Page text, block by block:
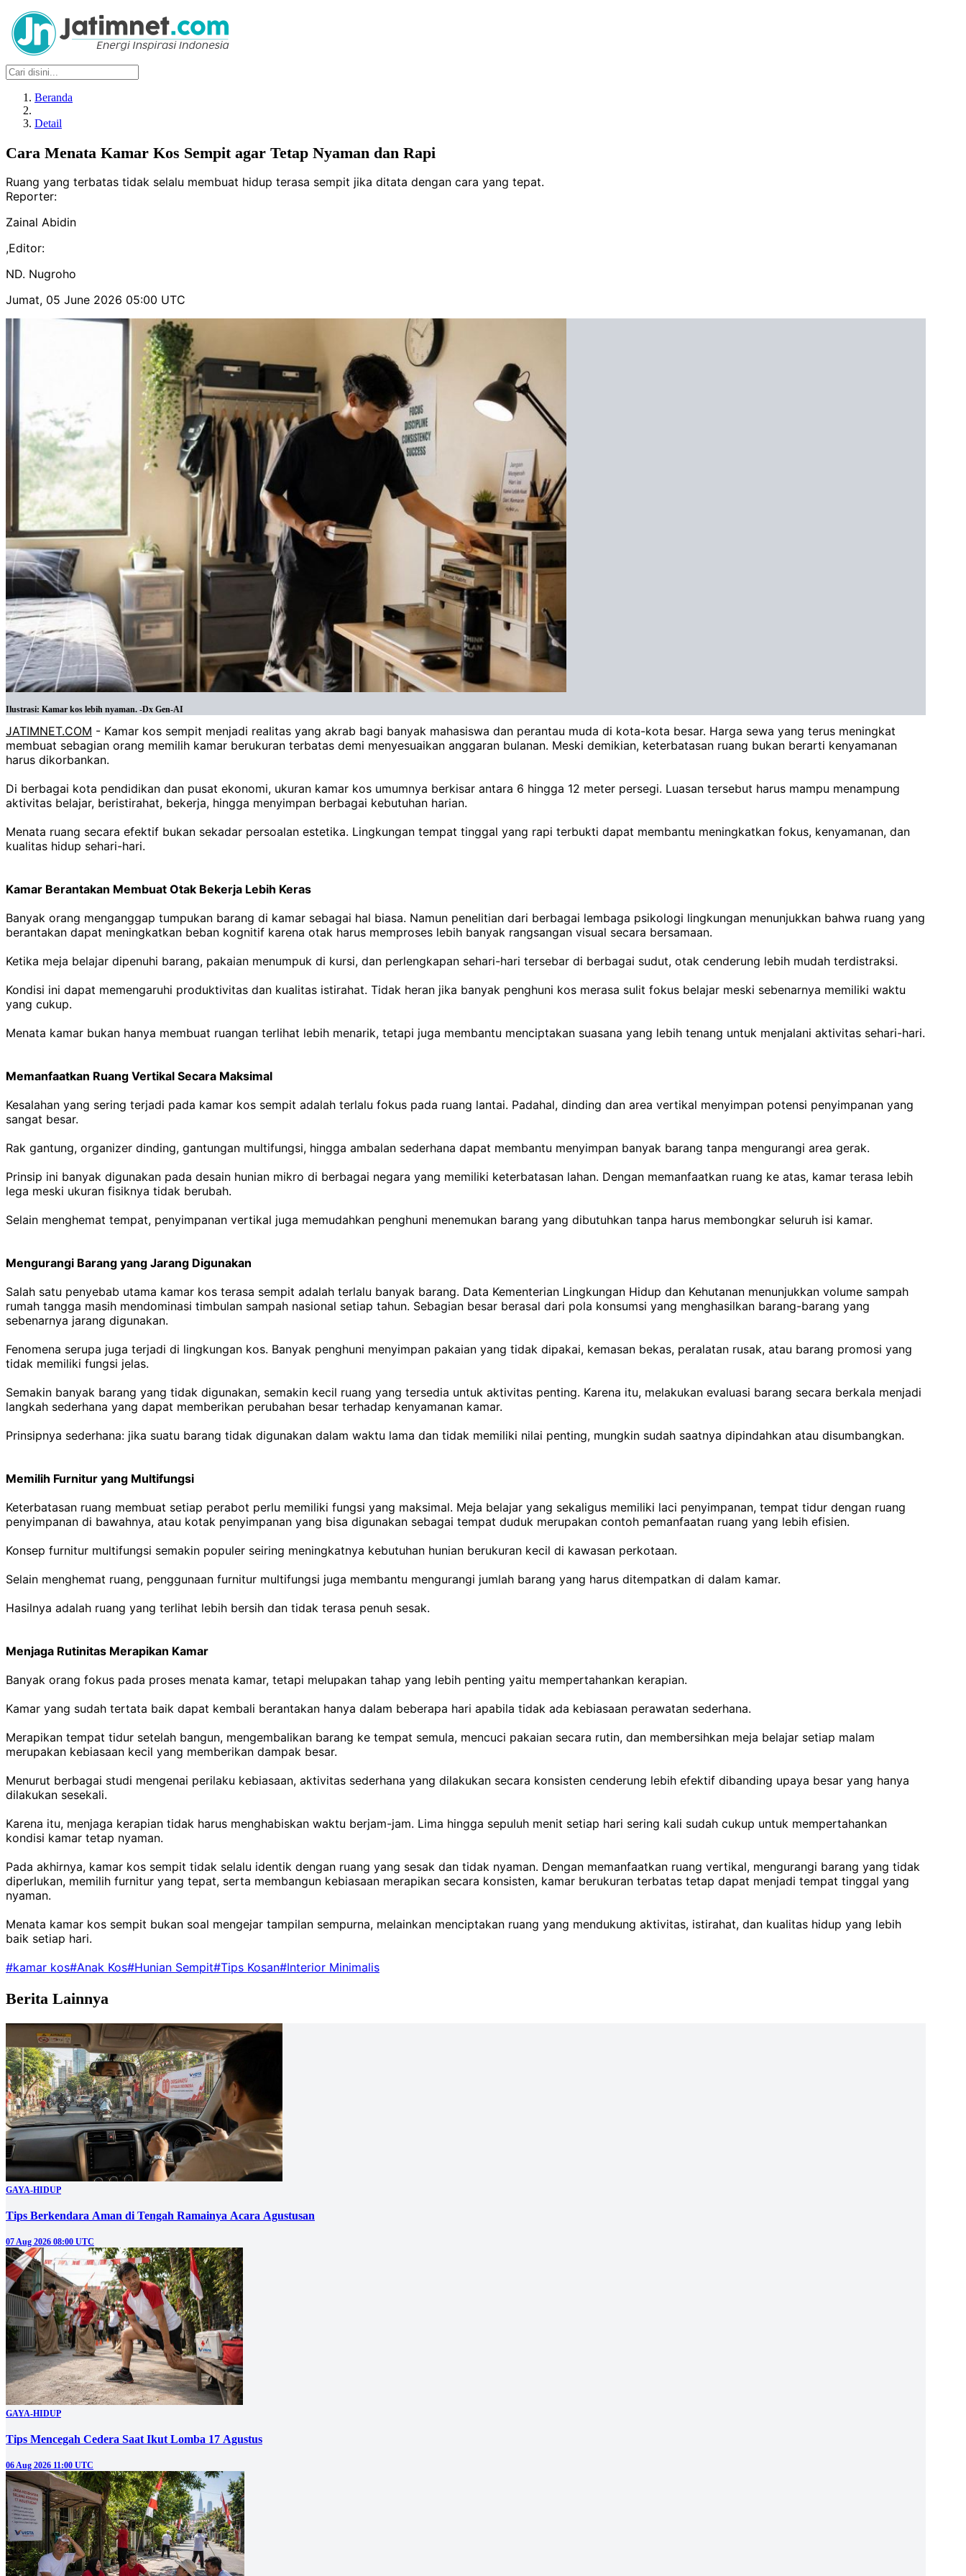
Beranda
Detail
Cara Menata Kamar Kos Sempit agar Tetap Nyaman dan Rapi
Ruang yang terbatas tidak selalu membuat hidup terasa sempit jika ditata dengan cara yang tepat.
Reporter:
Zainal Abidin
,Editor:
ND. Nugroho
Jumat, 05 June 2026 05:00 UTC
Ilustrasi: Kamar kos lebih nyaman. -Dx Gen-AI
JATIMNET.COM - Kamar kos sempit menjadi realitas yang akrab bagi banyak mahasiswa dan perantau muda di kota-kota besar. Harga sewa yang terus meningkat
membuat sebagian orang memilih kamar berukuran terbatas demi menyesuaikan anggaran bulanan. Meski demikian, keterbatasan ruang bukan berarti kenyamanan
harus dikorbankan.
Di berbagai kota pendidikan dan pusat ekonomi, ukuran kamar kos umumnya berkisar antara 6 hingga 12 meter persegi. Luasan tersebut harus mampu menampung
aktivitas belajar, beristirahat, bekerja, hingga menyimpan berbagai kebutuhan harian.
Menata ruang secara efektif bukan sekadar persoalan estetika. Lingkungan tempat tinggal yang rapi terbukti dapat membantu meningkatkan fokus, kenyamanan, dan
kualitas hidup sehari-hari.
Kamar Berantakan Membuat Otak Bekerja Lebih Keras
Banyak orang menganggap tumpukan barang di kamar sebagai hal biasa. Namun penelitian dari berbagai lembaga psikologi lingkungan menunjukkan bahwa ruang yang
berantakan dapat meningkatkan beban kognitif karena otak harus memproses lebih banyak rangsangan visual secara bersamaan.
Ketika meja belajar dipenuhi barang, pakaian menumpuk di kursi, dan perlengkapan sehari-hari tersebar di berbagai sudut, otak cenderung lebih mudah terdistraksi.
Kondisi ini dapat memengaruhi produktivitas dan kualitas istirahat. Tidak heran jika banyak penghuni kos merasa sulit fokus belajar meski sebenarnya memiliki waktu
yang cukup.
Menata kamar bukan hanya membuat ruangan terlihat lebih menarik, tetapi juga membantu menciptakan suasana yang lebih tenang untuk menjalani aktivitas sehari-hari.
Memanfaatkan Ruang Vertikal Secara Maksimal
Kesalahan yang sering terjadi pada kamar kos sempit adalah terlalu fokus pada ruang lantai. Padahal, dinding dan area vertikal menyimpan potensi penyimpanan yang
sangat besar.
Rak gantung, organizer dinding, gantungan multifungsi, hingga ambalan sederhana dapat membantu menyimpan banyak barang tanpa mengurangi area gerak.
Prinsip ini banyak digunakan pada desain hunian mikro di berbagai negara yang memiliki keterbatasan lahan. Dengan memanfaatkan ruang ke atas, kamar terasa lebih
lega meski ukuran fisiknya tidak berubah.
Selain menghemat tempat, penyimpanan vertikal juga memudahkan penghuni menemukan barang yang dibutuhkan tanpa harus membongkar seluruh isi kamar.
Mengurangi Barang yang Jarang Digunakan
Salah satu penyebab utama kamar kos terasa sempit adalah terlalu banyak barang. Data Kementerian Lingkungan Hidup dan Kehutanan menunjukkan volume sampah
rumah tangga masih mendominasi timbulan sampah nasional setiap tahun. Sebagian besar berasal dari pola konsumsi yang menghasilkan barang-barang yang
sebenarnya jarang digunakan.
Fenomena serupa juga terjadi di lingkungan kos. Banyak penghuni menyimpan pakaian yang tidak dipakai, kemasan bekas, peralatan rusak, atau barang promosi yang
tidak memiliki fungsi jelas.
Semakin banyak barang yang tidak digunakan, semakin kecil ruang yang tersedia untuk aktivitas penting. Karena itu, melakukan evaluasi barang secara berkala menjadi
langkah sederhana yang dapat memberikan perubahan besar terhadap kenyamanan kamar.
Prinsipnya sederhana: jika suatu barang tidak digunakan dalam waktu lama dan tidak memiliki nilai penting, mungkin sudah saatnya dipindahkan atau disumbangkan.
Memilih Furnitur yang Multifungsi
Keterbatasan ruang membuat setiap perabot perlu memiliki fungsi yang maksimal. Meja belajar yang sekaligus memiliki laci penyimpanan, tempat tidur dengan ruang
penyimpanan di bawahnya, atau kotak penyimpanan yang bisa digunakan sebagai tempat duduk merupakan contoh pemanfaatan ruang yang lebih efisien.
Konsep furnitur multifungsi semakin populer seiring meningkatnya kebutuhan hunian berukuran kecil di kawasan perkotaan.
Selain menghemat ruang, penggunaan furnitur multifungsi juga membantu mengurangi jumlah barang yang harus ditempatkan di dalam kamar.
Hasilnya adalah ruang yang terlihat lebih bersih dan tidak terasa penuh sesak.
Menjaga Rutinitas Merapikan Kamar
Banyak orang fokus pada proses menata kamar, tetapi melupakan tahap yang lebih penting yaitu mempertahankan kerapian.
Kamar yang sudah tertata baik dapat kembali berantakan hanya dalam beberapa hari apabila tidak ada kebiasaan perawatan sederhana.
Merapikan tempat tidur setelah bangun, mengembalikan barang ke tempat semula, mencuci pakaian secara rutin, dan membersihkan meja belajar setiap malam
merupakan kebiasaan kecil yang memberikan dampak besar.
Menurut berbagai studi mengenai perilaku kebiasaan, aktivitas sederhana yang dilakukan secara konsisten cenderung lebih efektif dibanding upaya besar yang hanya
dilakukan sesekali.
Karena itu, menjaga kerapian tidak harus menghabiskan waktu berjam-jam. Lima hingga sepuluh menit setiap hari sering kali sudah cukup untuk mempertahankan
kondisi kamar tetap nyaman.
Pada akhirnya, kamar kos sempit tidak selalu identik dengan ruang yang sesak dan tidak nyaman. Dengan memanfaatkan ruang vertikal, mengurangi barang yang tidak
diperlukan, memilih furnitur yang tepat, serta membangun kebiasaan merapikan secara konsisten, kamar berukuran terbatas tetap dapat menjadi tempat tinggal yang
nyaman.
Menata kamar kos sempit bukan soal mengejar tampilan sempurna, melainkan menciptakan ruang yang mendukung aktivitas, istirahat, dan kualitas hidup yang lebih
baik setiap hari.
#kamar kos#Anak Kos#Hunian Sempit#Tips Kosan#Interior Minimalis
Berita Lainnya
GAYA-HIDUP
Tips Berkendara Aman di Tengah Ramainya Acara Agustusan
07 Aug 2026 08:00 UTC
GAYA-HIDUP
Tips Mencegah Cedera Saat Ikut Lomba 17 Agustus
06 Aug 2026 11:00 UTC